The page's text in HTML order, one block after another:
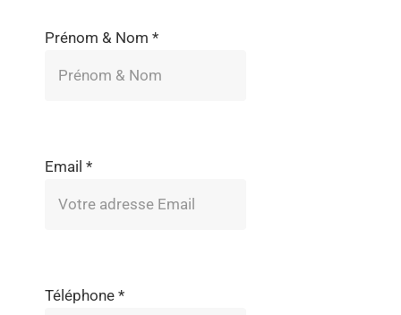
Prénom & Nom *
Email *
Téléphone *